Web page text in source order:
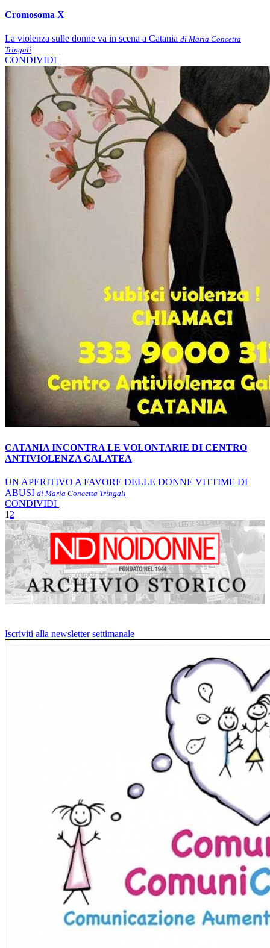
Cromosoma X
La violenza sulle donne va in scena a Catania di Maria Concetta
Tringali
CONDIVIDI |
CATANIA INCONTRA LE VOLONTARIE DI CENTRO
ANTIVIOLENZA GALATEA
UN APERITIVO A FAVORE DELLE DONNE VITTIME DI
ABUSI di Maria Concetta Tringali
CONDIVIDI |
1 2
Iscriviti alla newsletter settimanale